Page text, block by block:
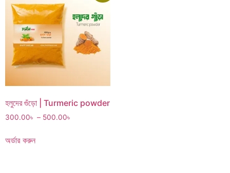
হলুদের গুঁড়ো | Turmeric powder
300.00৳ – 500.00৳
অর্ডার করুন